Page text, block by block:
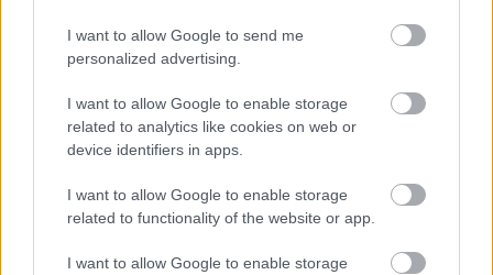
I want to allow Google to send me
personalized advertising.
I want to allow Google to enable storage
related to analytics like cookies on web or
device identifiers in apps.
I want to allow Google to enable storage
related to functionality of the website or app.
I want to allow Google to enable storage
Ijesztő jelzés Spából, tényleg túl
lassúak lettek az új F1-es autók?
FORMA-1
Sainz visszatérne a Red Bullhoz,
ahol a győzelemért harcolhatna